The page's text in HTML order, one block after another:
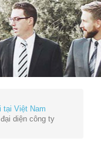
tại Việt Nam
diện công ty